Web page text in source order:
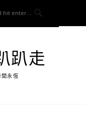
趴走
永恆